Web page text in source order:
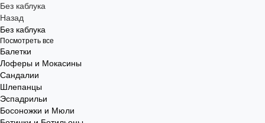
Без каблука
Назад
Без каблука
Посмотреть все
Балетки
Лоферы и Мокасины
Сандалии
Шлепанцы
Эспадрильи
Босоножки и Мюли